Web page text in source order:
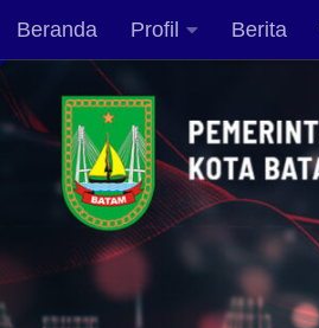
Skip to content
Beranda Profil Berita